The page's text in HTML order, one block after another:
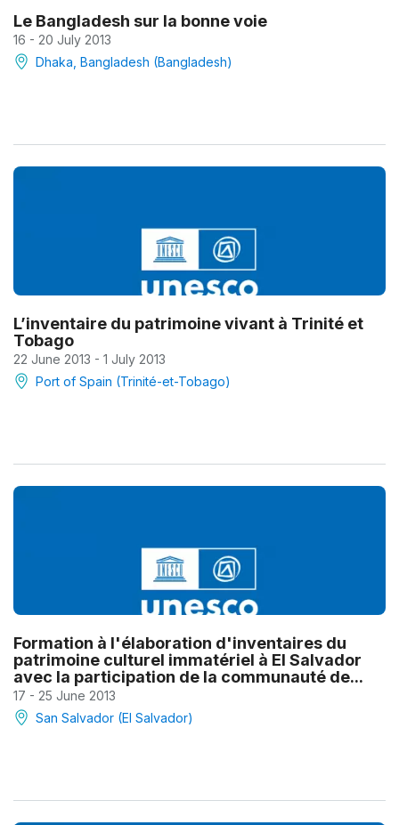
Le Bangladesh sur la bonne voie
16 - 20 July 2013
Dhaka, Bangladesh (Bangladesh)
L’inventaire du patrimoine vivant à Trinité et
Tobago
22 June 2013 - 1 July 2013
Port of Spain (Trinité-et-Tobago)
Formation à l'élaboration d'inventaires du
patrimoine culturel immatériel à El Salvador
avec la participation de la communauté de...
17 - 25 June 2013
San Salvador (El Salvador)